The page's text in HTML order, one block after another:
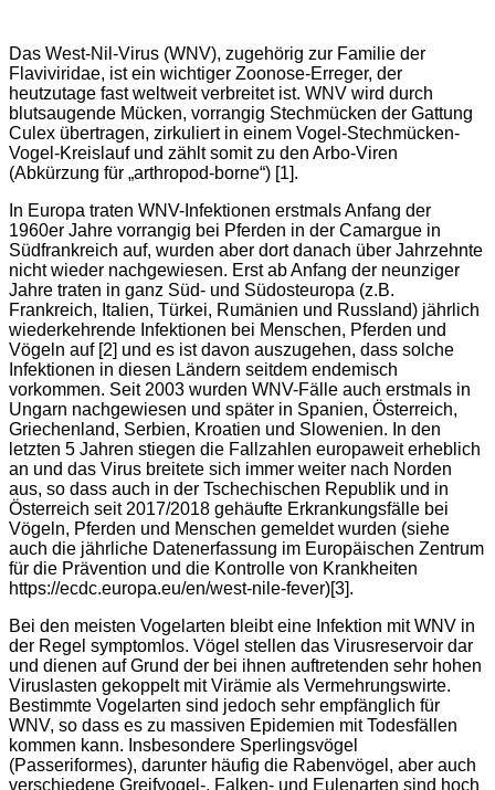
Das West-Nil-Virus (WNV), zugehörig zur Familie der
Flaviviridae, ist ein wichtiger Zoonose-Erreger, der
heutzutage fast weltweit verbreitet ist. WNV wird durch
blutsaugende Mücken, vorrangig Stechmücken der Gattung
Culex übertragen, zirkuliert in einem Vogel-Stechmücken-
Vogel-Kreislauf und zählt somit zu den Arbo-Viren
(Abkürzung für „arthropod-borne“) [1].
In Europa traten WNV-Infektionen erstmals Anfang der
1960er Jahre vorrangig bei Pferden in der Camargue in
Südfrankreich auf, wurden aber dort danach über Jahrzehnte
nicht wieder nachgewiesen. Erst ab Anfang der neunziger
Jahre traten in ganz Süd- und Südosteuropa (z.B.
Frankreich, Italien, Türkei, Rumänien und Russland) jährlich
wiederkehrende Infektionen bei Menschen, Pferden und
Vögeln auf [2] und es ist davon auszugehen, dass solche
Infektionen in diesen Ländern seitdem endemisch
vorkommen. Seit 2003 wurden WNV-Fälle auch erstmals in
Ungarn nachgewiesen und später in Spanien, Österreich,
Griechenland, Serbien, Kroatien und Slowenien. In den
letzten 5 Jahren stiegen die Fallzahlen europaweit erheblich
an und das Virus breitete sich immer weiter nach Norden
aus, so dass auch in der Tschechischen Republik und in
Österreich seit 2017/2018 gehäufte Erkrankungsfälle bei
Vögeln, Pferden und Menschen gemeldet wurden (siehe
auch die jährliche Datenerfassung im Europäischen Zentrum
für die Prävention und die Kontrolle von Krankheiten
https://ecdc.europa.eu/en/west-nile-fever)[3].
Bei den meisten Vogelarten bleibt eine Infektion mit WNV in
der Regel symptomlos. Vögel stellen das Virusreservoir dar
und dienen auf Grund der bei ihnen auftretenden sehr hohen
Viruslasten gekoppelt mit Virämie als Vermehrungswirte.
Bestimmte Vogelarten sind jedoch sehr empfänglich für
WNV, so dass es zu massiven Epidemien mit Todesfällen
kommen kann. Insbesondere Sperlingsvögel
(Passeriformes), darunter häufig die Rabenvögel, aber auch
verschiedene Greifvogel-, Falken- und Eulenarten sind hoch